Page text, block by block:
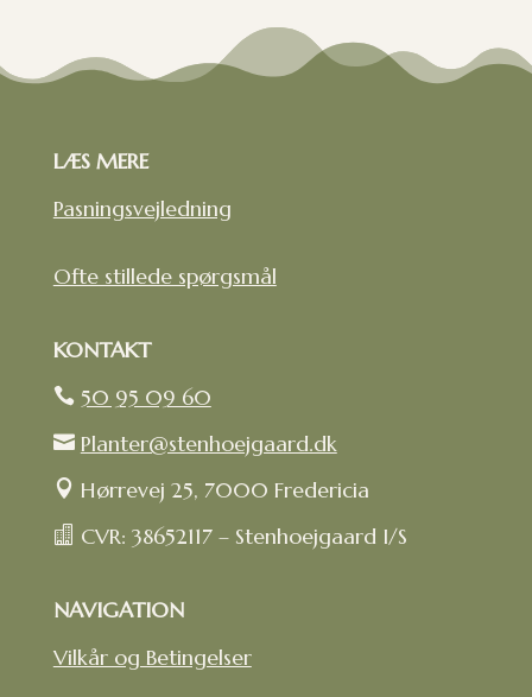
LÆS MERE
Pasningsvejledning
Ofte stillede spørgsmål
KONTAKT
 50 95 09 60
 Planter@stenhoejgaard.dk
 Hørrevej 25, 7000 Fredericia
 CVR: 38652117 – Stenhoejgaard I/S
NAVIGATION
Vilkår og Betingelser